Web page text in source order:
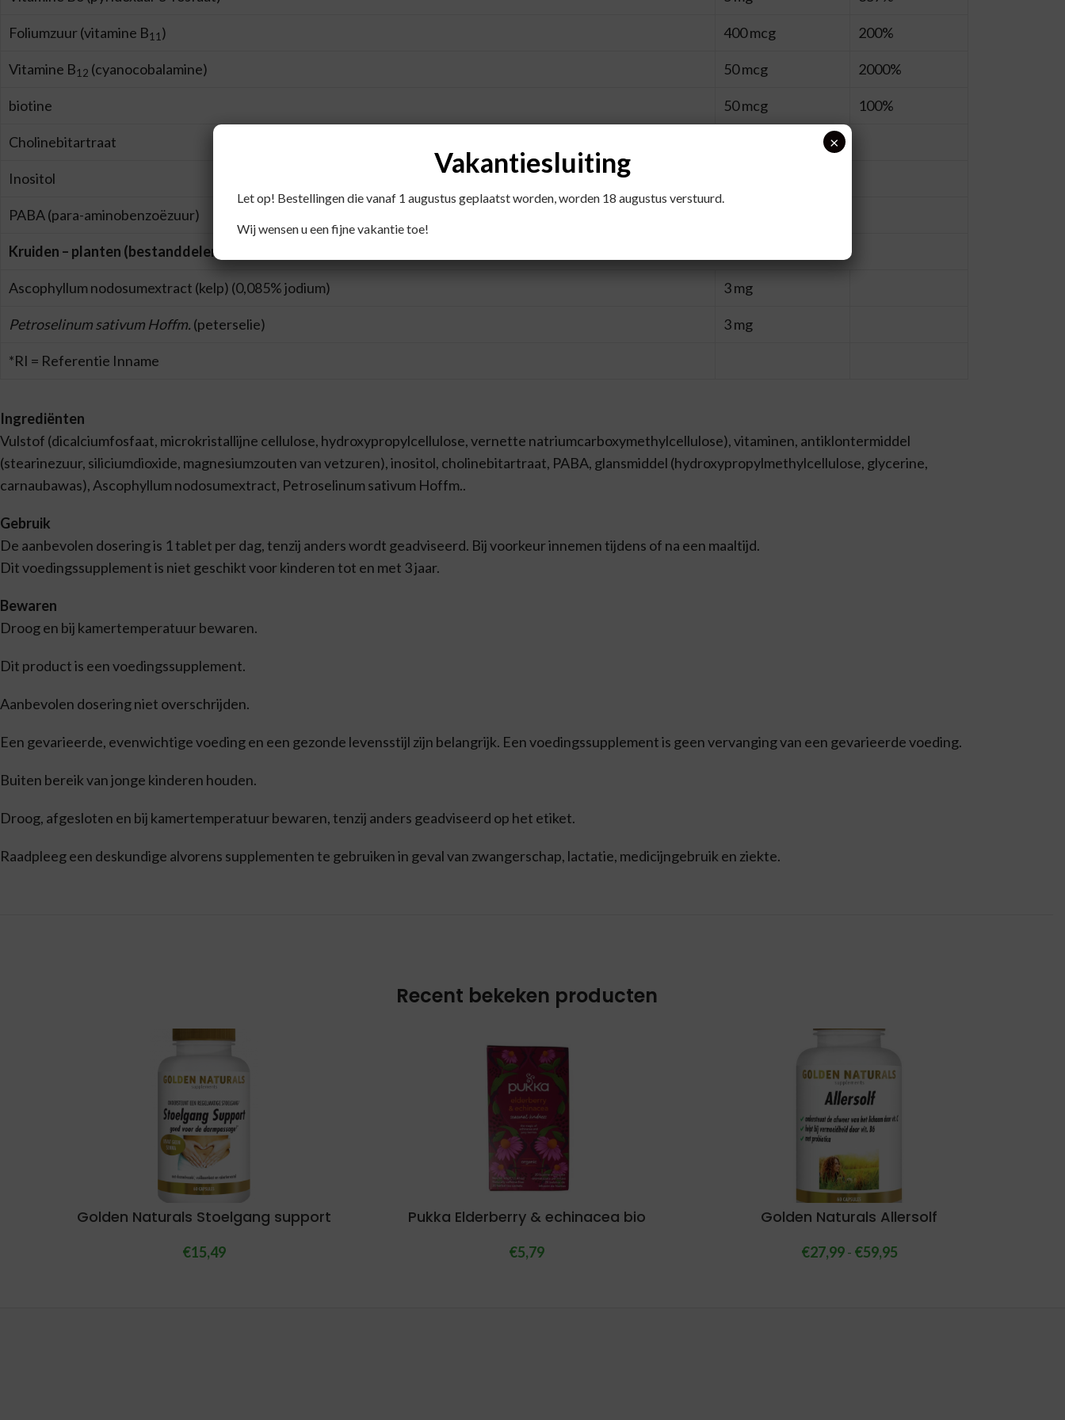
Foliumzuur (vitamine B11) 400 mcg 200%
Vitamine B12 (cyanocobalamine) 50 mcg 2000%
biotine 50 mcg 100%
Cholinebitartraat
Inositol
PABA (para-aminobenzoëzuur)
Kruiden – planten (bestanddelen)
Ascophyllum nodosumextract (kelp) (0,085% jodium) 3 mg
Petroselinum sativum Hoffm. (peterselie) 3 mg
*RI = Referentie Inname
Ingrediënten
Vulstof (dicalciumfosfaat, microkristallijne cellulose, hydroxypropylcellulose, vernette natriumcarboxymethylcellulose), vitaminen, antiklontermiddel
(stearinezuur, siliciumdioxide, magnesiumzouten van vetzuren), inositol, cholinebitartraat, PABA, glansmiddel (hydroxypropylmethylcellulose, glycerine,
carnaubawas), Ascophyllum nodosumextract, Petroselinum sativum Hoffm..
Gebruik
De aanbevolen dosering is 1 tablet per dag, tenzij anders wordt geadviseerd. Bij voorkeur innemen tijdens of na een maaltijd.
Dit voedingssupplement is niet geschikt voor kinderen tot en met 3 jaar.
Bewaren
Droog en bij kamertemperatuur bewaren.
Dit product is een voedingssupplement.
Aanbevolen dosering niet overschrijden.
Een gevarieerde, evenwichtige voeding en een gezonde levensstijl zijn belangrijk. Een voedingssupplement is geen vervanging van een gevarieerde voeding.
Buiten bereik van jonge kinderen houden.
Droog, afgesloten en bij kamertemperatuur bewaren, tenzij anders geadviseerd op het etiket.
Raadpleeg een deskundige alvorens supplementen te gebruiken in geval van zwangerschap, lactatie, medicijngebruik en ziekte.
Recent bekeken producten
Golden Naturals Stoelgang support
€15,49
Pukka Elderberry & echinacea bio
€5,79
Golden Naturals Allersolf
€27,99- €59,95
Vakantiesluiting
Let op! Bestellingen die vanaf 1 augustus geplaatst worden, worden 18 augustus verstuurd.
Wij wensen u een fijne vakantie toe!
×